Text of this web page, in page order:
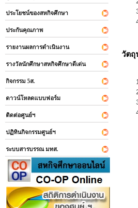
ประโยชน์ของสหกิจศึกษา
ประกันคุณภาพ
รายงานผลการดำเนินงาน
รางวัลนักศึกษาสหกิจศึกษาดีเด่น
กิจกรรม 5ส.
ดาวน์โหลดแบบฟอร์ม
ติดต่อศูนย์ฯ
ปฏิทินกิจกรรมศูนย์ฯ
ระบบสารบรรณ มทส.
วัตถุ